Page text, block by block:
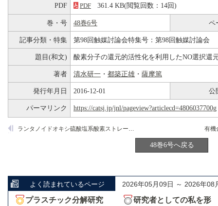
PDF PDF 361.4 KB(閲覧回数：14回)
巻・号 48巻6号 ペ
記事分類・特集 第98回触媒討論会特集号：第98回触媒討論会
題目(和文) 酸素分子の還元的活性化を利用したNO選択還
著者 清水研一 ・ 都築正雄 ・ 薩摩篤
発行年月日 2016-12-01 公
パーマリンク https://catsj.jp/jnl/pageview?articlecd=4806037700g
ランタノイドオキシ硫酸塩系酸素ストレージ物質のテンプレート合成と触媒機能化
48巻6号へ戻る
よく読まれているページ 2026年05月09日 ～ 2026年08
プラスチック分解研究
研究者としての私を形